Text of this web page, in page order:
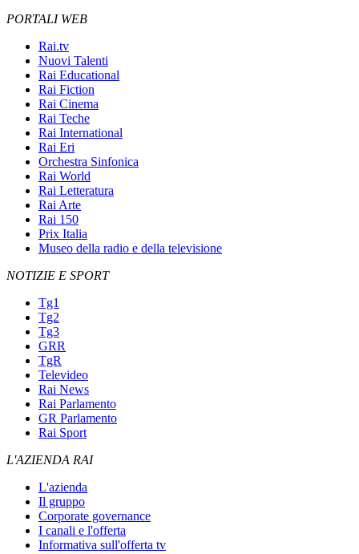
PORTALI WEB
Rai.tv
Nuovi Talenti
Rai Educational
Rai Fiction
Rai Cinema
Rai Teche
Rai International
Rai Eri
Orchestra Sinfonica
Rai World
Rai Letteratura
Rai Arte
Rai 150
Prix Italia
Museo della radio e della televisione
NOTIZIE E SPORT
Tg1
Tg2
Tg3
GRR
TgR
Televideo
Rai News
Rai Parlamento
GR Parlamento
Rai Sport
L'AZIENDA RAI
L'azienda
Il gruppo
Corporate governance
I canali e l'offerta
Informativa sull'offerta tv